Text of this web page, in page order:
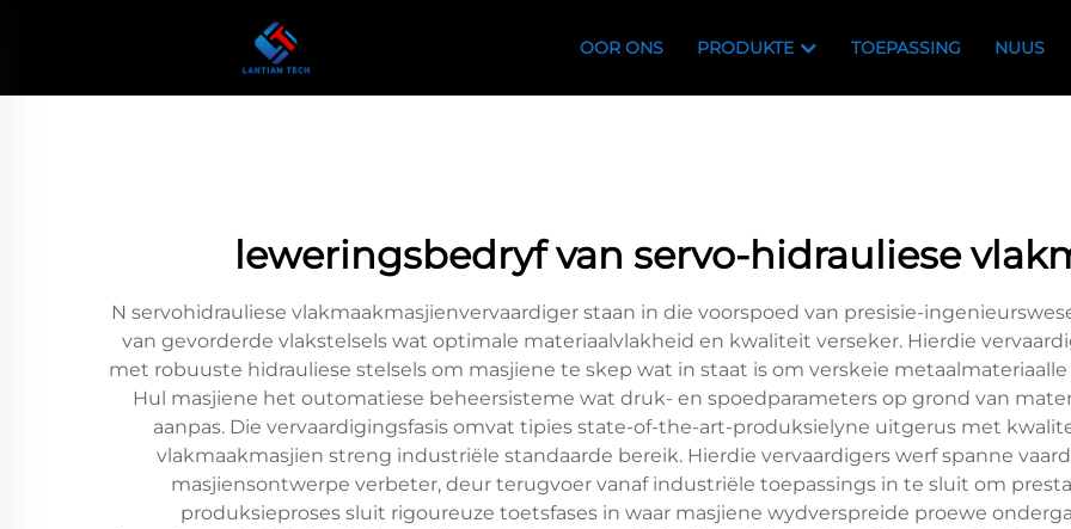
OOR ONS PRODUKTE TOEPASSING NUUS
leweringsbedryf van servo-hidrauliese
N servohidrauliese vlakmaakmasjienvervaardiger staan in die voorspoed van presisie-
van gevorderde vlakstelsels wat optimale materiaalvlakheid en kwaliteit verseker. Hierdie
met robuuste hidrauliese stelsels om masjiene te skep wat in staat is om verskeie
Hul masjiene het outomatiese beheersisteme wat druk- en spoedparameters op grond van
aanpas. Die vervaardigingsfasis omvat tipies state-of-the-art-produksielyne uitgerus met
vlakmaakmasjien streng industriële standaarde bereik. Hierdie vervaardigers werf spanne
masjiensontwerpe verbeter, deur terugvoer vanaf industriële toepassings in te sluit om
produksieproses sluit rigoureuze toetsfases in waar masjiene wydverspreide proewe